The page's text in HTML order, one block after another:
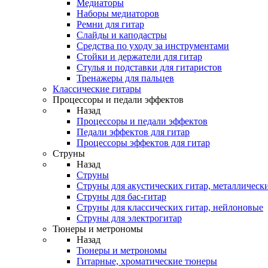
Медиаторы
Наборы медиаторов
Ремни для гитар
Слайды и каподастры
Средства по уходу за инструментами
Стойки и держатели для гитар
Стулья и подставки для гитаристов
Тренажеры для пальцев
Классические гитары
Процессоры и педали эффектов
Назад
Процессоры и педали эффектов
Педали эффектов для гитар
Процессоры эффектов для гитар
Струны
Назад
Струны
Струны для акустических гитар,
Струны для бас-гитар
Струны для классических гитар, нейлоновые
Струны для электрогитар
Тюнеры и метрономы
Назад
Тюнеры и метрономы
Гитарные, хроматические тюнеры